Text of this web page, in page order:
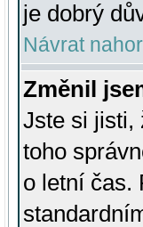
je dobrý
Návrat
Změnil
Jste si jisti,
toho
o letní čas.